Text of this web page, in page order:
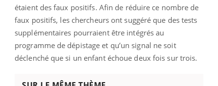
étaient des faux positifs. Afin de réduire ce nombre de
faux positifs, les chercheurs ont suggéré que des tests
supplémentaires pourraient être intégrés au
programme de dépistage et qu’un signal ne soit
déclenché que si un enfant échoue deux fois sur trois.